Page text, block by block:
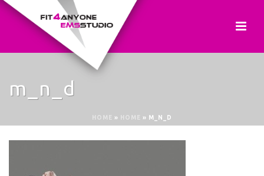
m_n_d
HOME » HOME » M_N_D